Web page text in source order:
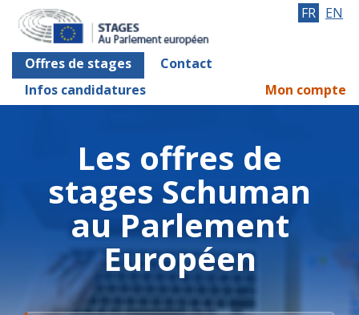
Offres de stages
Contact
Infos candidatures
FR EN
Mon compte
Les offres de
stages Schuman
au Parlement
Européen